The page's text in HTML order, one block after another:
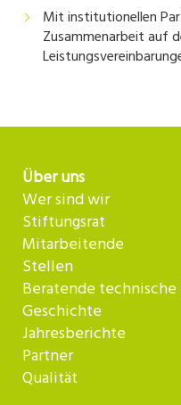
Mit institutionellen
Zusammenarbeit auf
Über uns
Wer sind wir
Stiftungsrat
Mitarbeitende
Stellen
Beratende technische
Geschichte
Jahresberichte
Partner
Qualität